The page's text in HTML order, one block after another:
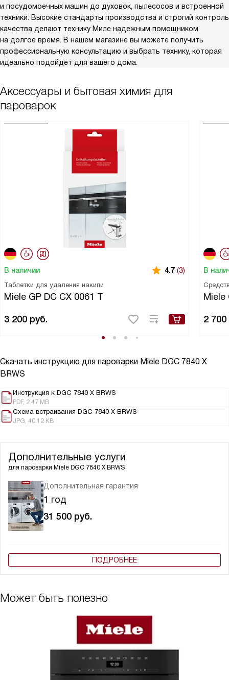
и посудомоечных машин до духовок, пылесосов и встроенной
техники. Высокие стандарты производства и строгий контроль
качества делают технику Миле надежным помощником
на долгое время. В нашем магазине вы можете получить
профессиональную консультацию и выбрать технику, которая
идеально подойдет для вашего дома.
Аксессуары и бытовая химия для
пароварок
В наличии 4.7 (3)
Таблетки для удаления накипи
Miele GP DC CX 0061 T
3 200 руб.
В
Miele
2 700
Скачать инструкцию для пароварки Miele DGC 7840 X
BRWS
Инструкция к DGC 7840 X BRWS
PDF, 2.47 MB
Схема встраивания DGC 7840 X BRWS
JPG, 40.12 KB
Дополнительные услуги
для пароварки Miele DGC 7840 X BRWS
Дополнительная гарантия
1 год
31 500 руб.
ПОДРОБНЕЕ
Может быть полезно